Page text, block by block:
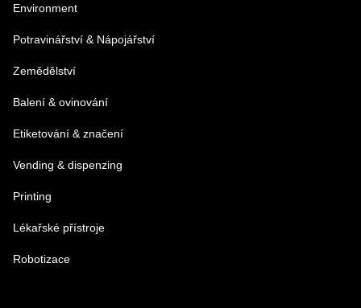
Environment
Potravinářství & Nápojářství
Zemědělství
Balení & ovinování
Etiketování & značení
Vending & dispenzing
Printing
Lékařské přístroje
Robotizace